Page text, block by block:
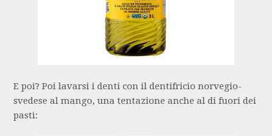
E poi? Poi lavarsi i denti con il dentifricio norvegio-
svedese al mango, una tentazione anche al di fuori dei
pasti: